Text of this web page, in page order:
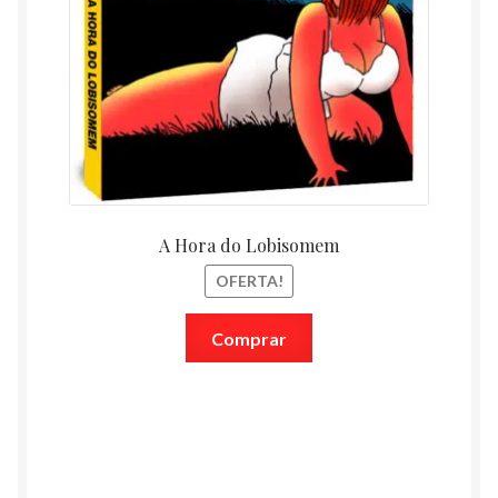
A Hora do Lobisomem
OFERTA!
Comprar